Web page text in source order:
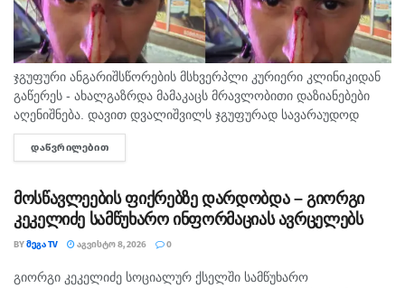
ჯგუფური ანგარიშსწორების მსხვერპლი კურიერი კლინიკიდან
გაწერეს - ახალგაზრდა მამაკაცს მრავლობითი დაზიანებები
აღენიშნება. დავით დვალიშვილს ჯგუფურად სავარაუდოდ
ხუთამდე მოზარდი გუშინ გაუსწორდა. ჯერ-ჯერობით
თავდამსხმელების დაკავების შესახებ ინფორმაცია არ
სამეთვალყურეო...
ᲓᲐᲬᲕᲠᲘᲚᲔᲑᲘᲗ
მოსწავლეების ფიქრებზე დარდობდა – გიორგი
კეკელიძე სამწუხარო ინფორმაციას ავრცელებს
BYᲛᲔᲒᲐ TV ᲐᲒᲕᲘᲡᲢᲝ 8, 2026 0
ᲛᲗᲐᲕᲐᲠᲘ
გიორგი კეკელიძე სოციალურ ქსელში სამწუხარო